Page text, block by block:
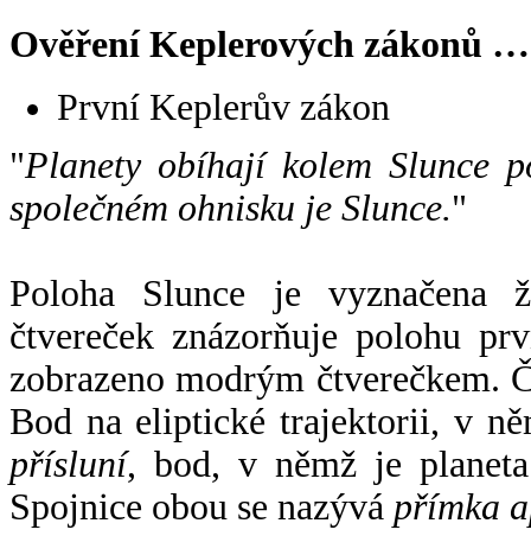
Ověření Keplerových zákonů …
První Keplerův zákon
"Planety obíhají kolem Slunce
společném ohnisku je Slunce."
Poloha Slunce je vyznačena
čtvereček znázorňuje polohu
zobrazeno modrým čtverečkem.
Bod na eliptické trajektorii, v
přísluní, bod, v němž je
Spojnice obou se nazývá přímka